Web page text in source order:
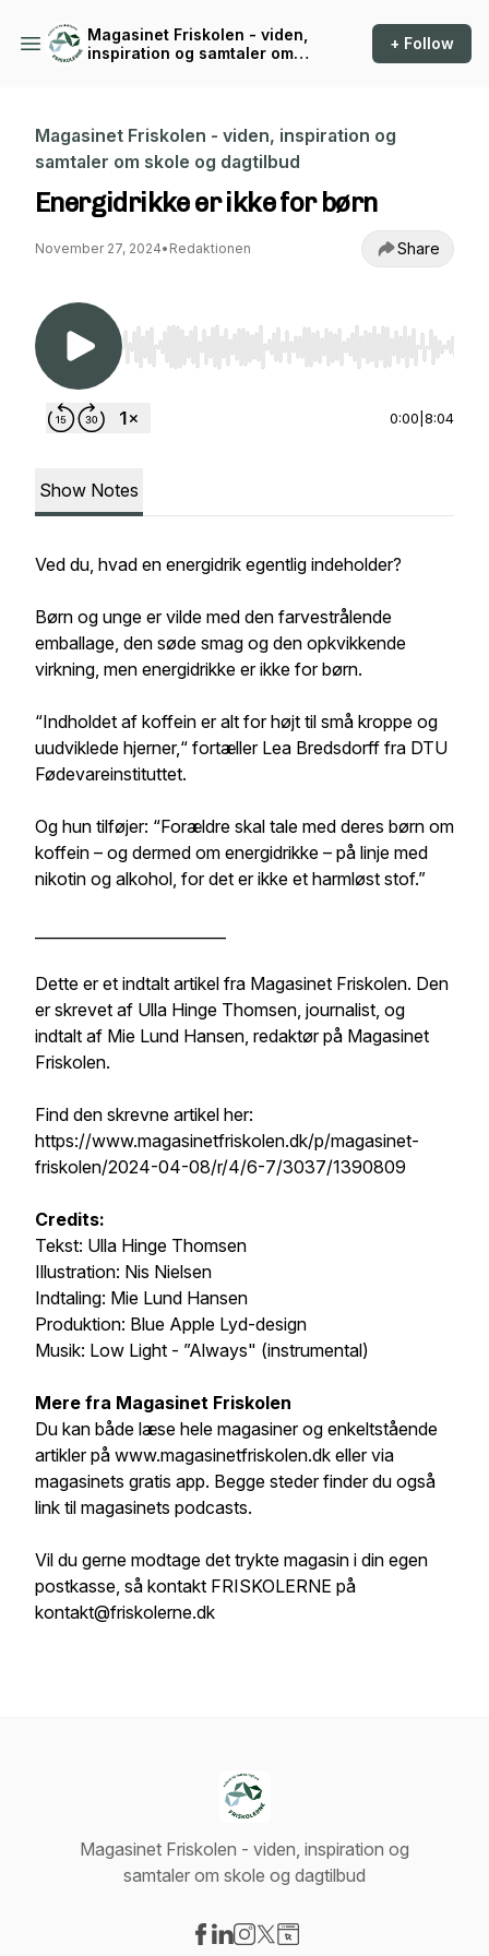
Magasinet Friskolen - viden,
inspiration og samtaler om
+ Follow
Magasinet Friskolen - viden, inspiration og
samtaler om skole og dagtilbud
Energidrikke er ikke for børn
November 27, 2024• Redaktionen Share
Use Left/Right to seek, Home/End to jump to
0:00 8:04
Show Notes
Ved du, hvad en energidrik egentlig indeholder?
Børn og unge er vilde med den farvestrålende
emballage, den søde smag og den opkvikkende
virkning, men energidrikke er ikke for børn.
“Indholdet af koffein er alt for højt til små kroppe og
uudviklede hjerner,“ fortæller Lea Bredsdorff fra DTU
Fødevareinstituttet.
Og hun tilføjer: “Forældre skal tale med deres børn om
koffein – og dermed om energidrikke – på linje med
nikotin og alkohol, for det er ikke et harmløst stof.”
Dette er et indtalt artikel fra Magasinet Friskolen. Den
er skrevet af Ulla Hinge Thomsen, journalist, og
indtalt af Mie Lund Hansen, redaktør på Magasinet
Friskolen.
Find den skrevne artikel her:
https://www.magasinetfriskolen.dk/p/magasinet-
friskolen/2024-04-08/r/4/6-7/3037/1390809
Credits:
Tekst: Ulla Hinge Thomsen
Illustration: Nis Nielsen
Indtaling: Mie Lund Hansen
Produktion: Blue Apple Lyd-design
Musik: Low Light - ”Always" (instrumental)
Mere fra Magasinet Friskolen
Du kan både læse hele magasiner og enkeltstående
artikler på www.magasinetfriskolen.dk eller via
magasinets gratis app. Begge steder finder du også
link til magasinets podcasts.
Vil du gerne modtage det trykte magasin i din egen
postkasse, så kontakt FRISKOLERNE på
kontakt@friskolerne.dk
Magasinet Friskolen - viden, inspiration og
samtaler om skole og dagtilbud